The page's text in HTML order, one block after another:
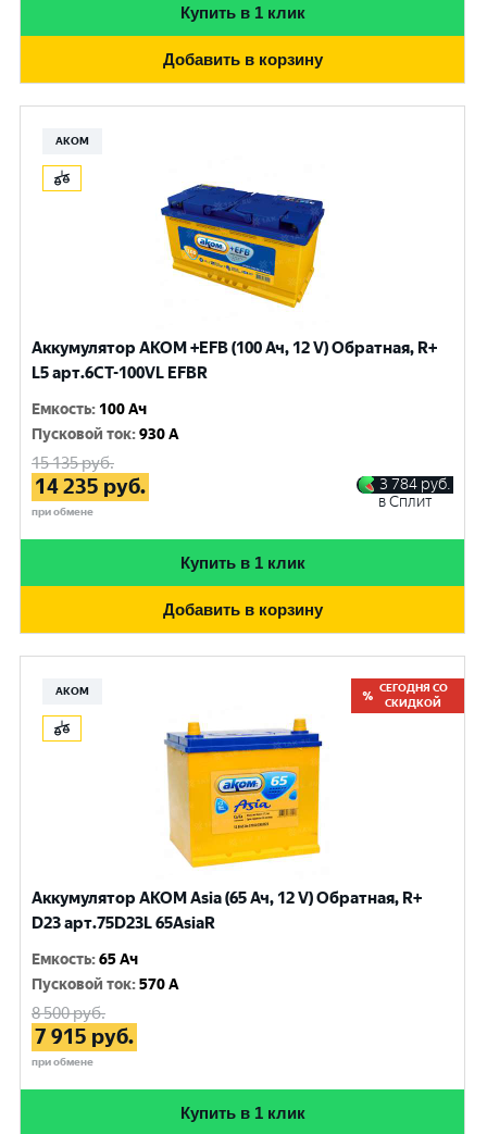
Купить в 1 клик
Добавить в корзину
АКОМ
Аккумулятор AKOM +EFB (100 Ач, 12 V) Обратная, R+
L5 арт.6СТ-100VL EFBR
Емкость: 100 Ач
Пусковой ток:930 A
15 135руб.
14 235 руб.
при обмене
3 784 руб.
в Сплит
Купить в 1 клик
Добавить в корзину
АКОМ
СЕГОДНЯ СО
СКИДКОЙ
Аккумулятор AKOM Asia (65 Ач, 12 V) Обратная, R+
D23 арт.75D23L 65AsiaR
Емкость:65 Ач
Пусковой ток:570 A
8 500руб.
7 915 руб.
при обмене
Купить в 1 клик